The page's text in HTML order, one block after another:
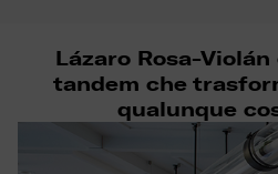
Lázaro Rosa-
tandem che
qualunque